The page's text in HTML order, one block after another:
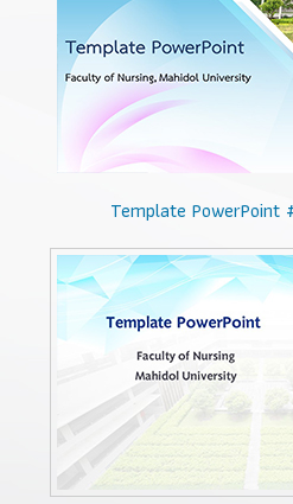
Template PowerPoint